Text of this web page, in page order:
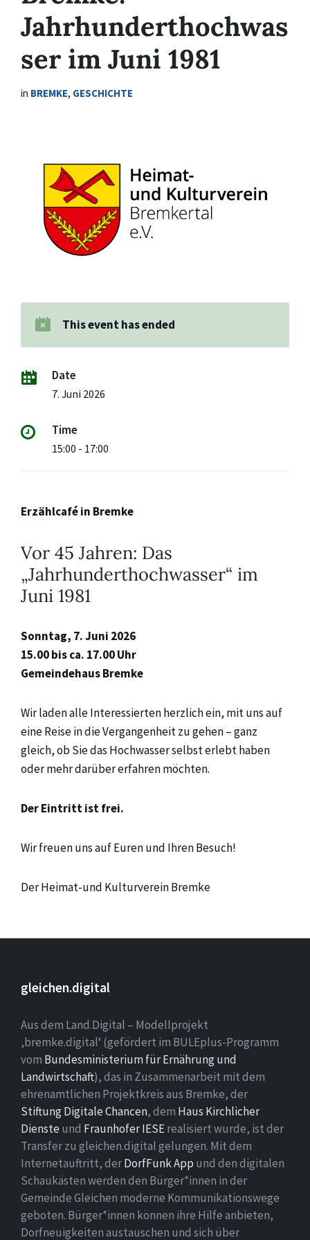
Jahrhunderthochwas
ser im Juni 1981
in BREMKE, GESCHICHTE
This event has ended
Date
7. Juni 2026
Time
15:00 - 17:00
Erzählcafé in Bremke
Vor 45 Jahren: Das
„Jahrhunderthochwasser“ im
Juni 1981
Sonntag, 7. Juni 2026
15.00 bis ca. 17.00 Uhr
Gemeindehaus Bremke
Wir laden alle Interessierten herzlich ein, mit uns auf
eine Reise in die Vergangenheit zu gehen – ganz
gleich, ob Sie das Hochwasser selbst erlebt haben
oder mehr darüber erfahren möchten.
Der Eintritt ist frei.
Wir freuen uns auf Euren und Ihren Besuch!
Der Heimat-und Kulturverein Bremke
gleichen.digital
Aus dem Land.Digital – Modellprojekt
‚bremke.digital‘ (gefördert im BULEplus-Programm
vom Bundesministerium für Ernährung und
Landwirtschaft), das in Zusammenarbeit mit dem
ehrenamtlichen Projektkreis aus Bremke, der
Stiftung Digitale Chancen, dem Haus Kirchlicher
Dienste und Fraunhofer IESErealisiert wurde, ist der
Transfer zu gleichen.digital gelungen. Mit dem
Internetauftritt, derDorfFunk App und den digitalen
Schaukästen werden den Bürger*innen in der
Gemeinde Gleichen moderne Kommunikationswege
geboten. Bürger*innen können ihre Hilfe anbieten,
Dorfneuigkeiten austauschen und sich über